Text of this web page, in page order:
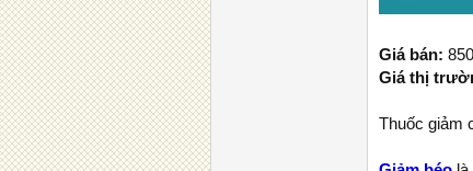
Giá bán:
Giá thị
Thuốc giảm